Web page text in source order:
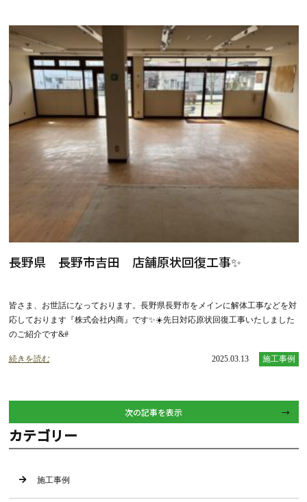
長野県 長野市吉田 店舗原状回復工事✨
皆さま、お世話になっております。長野県長野市をメインに解体工事などを対
応しております『株式会社内商』です✨☀️先日対応原状回復工事いたしました
のご紹介です&#
続きを読む 2025.03.13 施工事例
次の記事を表示
カテゴリー
施工事例